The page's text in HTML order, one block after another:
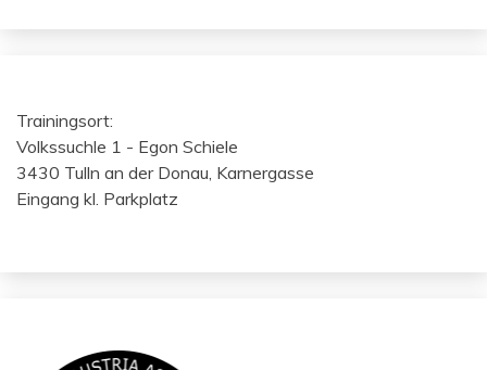
Trainingsort:
Volkssuchle 1 - Egon Schiele
3430 Tulln an der Donau, Karnergasse
Eingang kl. Parkplatz